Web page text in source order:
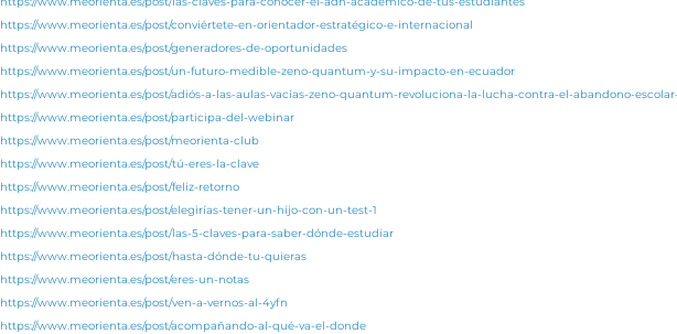
https://www.meorienta.es/post/conviértete-en-orientador-estratégico-e-internacional
https://www.meorienta.es/post/generadores-de-oportunidades
https://www.meorienta.es/post/un-futuro-medible-zeno-quantum-y-su-impacto-en-ecuador
https://www.meorienta.es/post/adiós-a-las-aulas-vacías-zeno-quantum-revoluciona-la-lucha-contra-el-abandono-
https://www.meorienta.es/post/participa-del-webinar
https://www.meorienta.es/post/meorienta-club
https://www.meorienta.es/post/tú-eres-la-clave
https://www.meorienta.es/post/feliz-retorno
https://www.meorienta.es/post/elegirías-tener-un-hijo-con-un-test-1
https://www.meorienta.es/post/las-5-claves-para-saber-dónde-estudiar
https://www.meorienta.es/post/hasta-dónde-tu-quieras
https://www.meorienta.es/post/eres-un-notas
https://www.meorienta.es/post/ven-a-vernos-al-4yfn
https://www.meorienta.es/post/acompañando-al-qué-va-el-donde